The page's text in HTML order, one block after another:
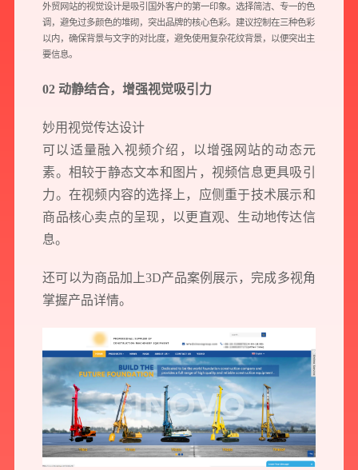
外贸网站的视觉设计是吸引国外客户的第一印象。选择简洁、专一的色
调，避免过多颜色的堆砌，突出品牌的核心色彩。建议控制在三种色彩
以内，确保背景与文字的对比度，避免使用复杂花纹背景，以便突出主
要信息。
02 动静结合，增强视觉吸引力
妙用视觉传达设计
可以适量融入视频介绍，以增强网站的动态元
素。相较于静态文本和图片，视频信息更具吸引
力。在视频内容的选择上，应侧重于技术展示和
商品核心卖点的呈现，以更直观、生动地传达信
息。
还可以为商品加上3D产品案例展示，完成多视角
掌握产品详情。